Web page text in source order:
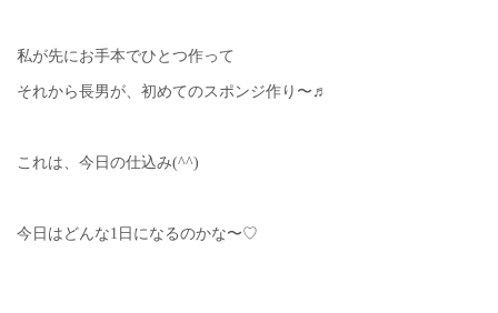
私が先にお手本でひとつ作って
それから長男が、初めてのスポンジ作り〜♬
これは、今日の仕込み(^^)
今日はどんな1日になるのかな〜♡